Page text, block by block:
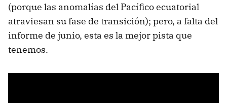
(porque las anomalías del Pacífico ecuatorial
atraviesan su fase de transición); pero, a falta del
informe de junio, esta es la mejor pista que
tenemos.